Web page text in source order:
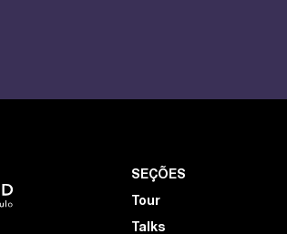
SEÇÕES
Tour
Talks